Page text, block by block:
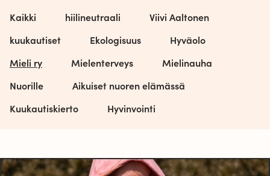
hiilineutraali
Viivi Aaltonen
kuukautiset
Ekologisuus
Hyväolo
Mieli ry
Mielenterveys
Mielinauha
Nuorille
Aikuiset nuoren elämässä
Kuukautiskierto
Hyvinvointi
Kaikki